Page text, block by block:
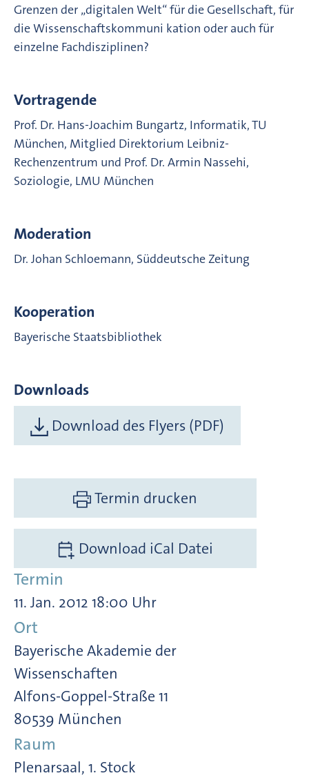
Grenzen der „digitalen Welt“ für die Gesellschaft, für
die Wissenschaftskommuni kation oder auch für
einzelne Fachdisziplinen?
Vortragende
Prof. Dr. Hans-Joachim Bungartz, Informatik, TU
München, Mitglied Direktorium Leibniz-
Rechenzentrum und Prof. Dr. Armin Nassehi,
Soziologie, LMU München
Moderation
Dr. Johan Schloemann, Süddeutsche Zeitung
Kooperation
Bayerische Staatsbibliothek
Downloads
Download des Flyers (PDF)
Termin drucken
Download iCal Datei
Termin
11. Jan. 2012 18:00 Uhr
Ort
Bayerische Akademie der
Wissenschaften
Alfons-Goppel-Straße 11
80539 München
Raum
Plenarsaal, 1. Stock